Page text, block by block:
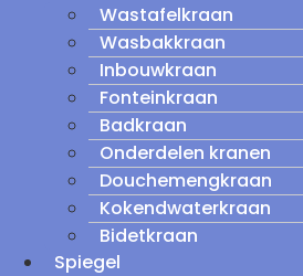
Wastafelkraan
Wasbakkraan
Inbouwkraan
Fonteinkraan
Badkraan
Onderdelen kranen
Douchemengkraan
Kokendwaterkraan
Bidetkraan
Spiegel